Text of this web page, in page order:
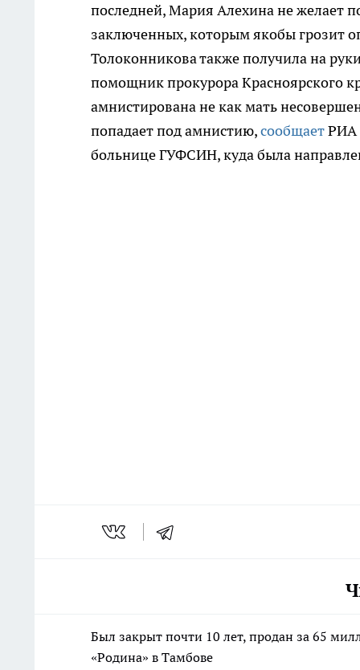
последней, Мария Алехина не желает
заключенных, которым якобы грозит
Толоконникова также получила на
помощник прокурора Красноярского
амнистирована не как мать
попадает под амнистию,сообщаетРИА
больнице ГУФСИН, куда была
Был закрыт почти 10 лет, продан за 65
«Родина» в Тамбове